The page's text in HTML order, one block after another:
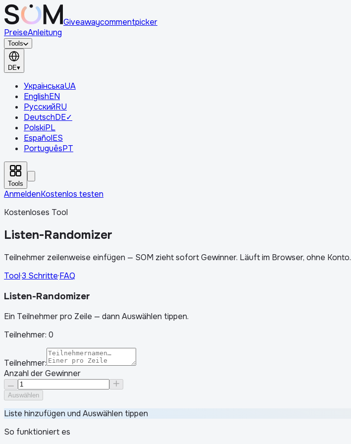
Giveawaycommentpicker
PreiseAnleitung
Tools
DE▾
УкраїнськаUA
EnglishEN
РусскийRU
DeutschDE✓
PolskiPL
EspañolES
PortuguêsPT
Tools
AnmeldenKostenlos testen
Kostenloses Tool
Listen-Randomizer
Teilnehmer zeilenweise einfügen — SOM zieht sofort Gewinner. Läuft im Browser, ohne Konto.
Tool·3 Schritte·FAQ
Listen-Randomizer
Ein Teilnehmer pro Zeile — dann Auswählen tippen.
Teilnehmer: 0
Teilnehmer:
Anzahl der Gewinner
Auswählen
Liste hinzufügen und Auswählen tippen
So funktioniert es